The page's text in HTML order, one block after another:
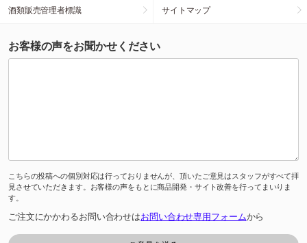
酒類販売管理者標識 サイトマップ
お客様の声をお聞かせください
こちらの投稿への個別対応は行っておりませんが、頂いたご意見はスタッフがすべて拝
見させていただきます。お客様の声をもとに商品開発・サイト改善を行ってまいりま
す。
ご注文にかかわるお問い合わせはお問い合わせ専用フォームから